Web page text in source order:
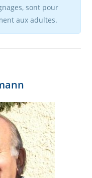
sont pour
aux adultes.